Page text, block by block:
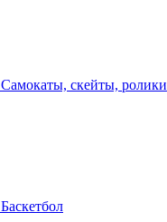
Самокаты, скейты, ролики
Баскетбол